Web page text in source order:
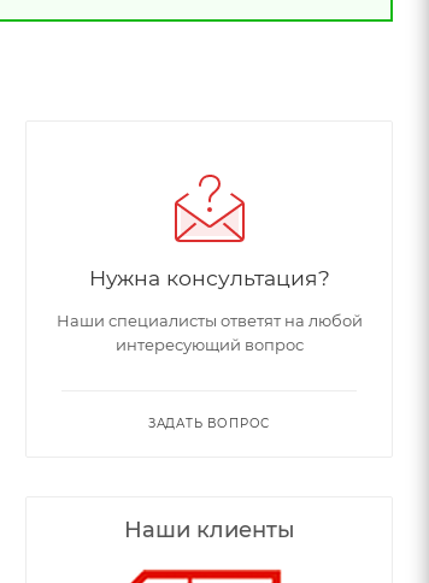
Нужна консультация?
Наши специалисты ответят на любой
интересующий вопрос
ЗАДАТЬ ВОПРОС
Наши клиенты